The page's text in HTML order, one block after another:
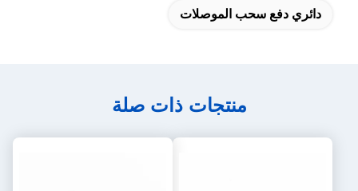
دائري دفع سحب الموصلات
منتجات ذات صلة